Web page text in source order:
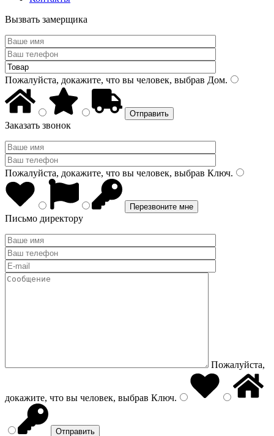
Вызвать замерщика
Пожалуйста, докажите, что вы человек, выбрав Дом.
Заказать звонок
Пожалуйста, докажите, что вы человек, выбрав Ключ.
Письмо директору
Пожалуйста,
докажите, что вы человек, выбрав Ключ.